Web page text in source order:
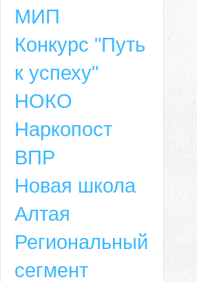
МИП
Конкурс "Путь
к успеху"
НОКО
Наркопост
ВПР
Новая школа
Алтая
Региональный
сегмент